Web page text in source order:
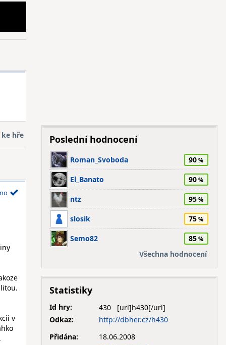
ke hře
v
Poslední hodnocení
Roman_Svoboda 90
El_Banato 90
ntz 95
slosik 75
Semo82
85
Všechna hodnocení
Statistiky
Id hry:
430
Odkaz:
http://dbher.cz/h430
Přidána:
18.06.2008